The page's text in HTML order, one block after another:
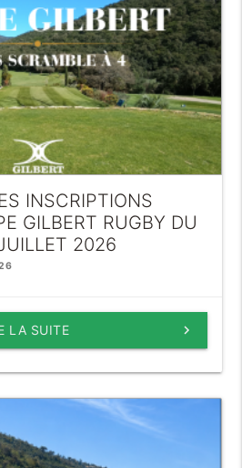
INSCRIPTIONS
GILBERT RUGBY DU
2026
keyboard_arrow_right
LA SUITE